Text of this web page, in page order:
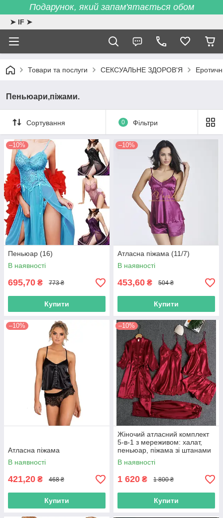
Подарунок, який запам'ятається обом
➤ IF ➤
Товари та послуги СЕКСУАЛЬНЕ ЗДОРОВ'Я
Пеньюари,піжами.
Сортування 0 Фільтри
–10%
Пеньюар (16)
В наявності
695,70 ₴ 773 ₴
Купити
–10%
Атласна піжама (11/7)
В наявності
453,60 ₴ 504 ₴
Купити
–10%
Атласна піжама
В наявності
421,20 ₴ 468 ₴
Купити
–10%
Жіночий атласний комплект
5-в-1 з мереживом: халат,
пеньюар, піжама зі штанами
та поясом
В наявності
1 620 ₴ 1 800 ₴
Купити